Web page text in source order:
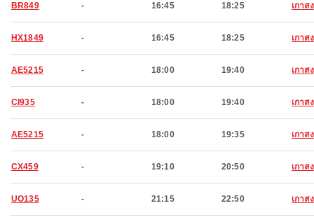
BR849 - 16:45 18:25 เกาสง
HX1849 - 16:45 18:25 เกาสง
AE5215 - 18:00 19:40 เกาสง
CI935 - 18:00 19:40 เกาสง
AE5215 - 18:00 19:35 เกาสง
CX459 - 19:10 20:50 เกาสง
UO135 - 21:15 22:50 เกาสง